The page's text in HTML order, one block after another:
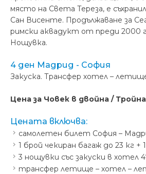
място на Света Тереза, е
Сан Висенте. Продължаване за
римски аквадукт от преди 2000
Нощувка.
4 ден Мадрид - София
Закуска. Трансфер хотел –
Цена за Човек в двойна /
Цената включва:
самолетен билет София –
1 брой чекиран багаж до 23 кг
3 нощувки със закуски в хотел
трансфер летище – хотел –